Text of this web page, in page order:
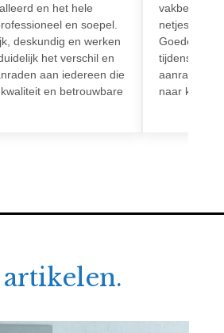
en het hele
en soepel.
deskundig en werken
het verschil en
aan iedereen die
en betrouwbare
netjes en
Goede
tijdens het
aanrader
naar